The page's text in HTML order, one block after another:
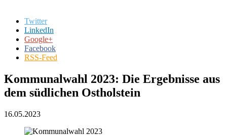
Twitter
LinkedIn
Google+
Facebook
RSS-Feed
Kommunalwahl 2023: Die Ergebnisse aus
dem südlichen Ostholstein
16.05.2023